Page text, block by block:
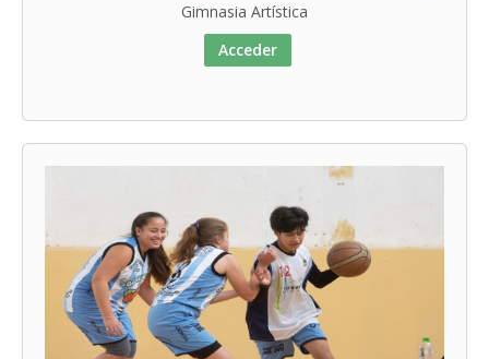
Gimnasia Artística
Acceder